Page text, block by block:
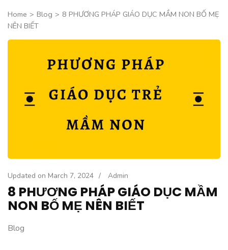
Home > Blog > 8 PHƯƠNG PHÁP GIÁO DỤC MẦM NON BỐ MẸ
NÊN BIẾT
Updated on March 7, 2024 / Admin
8 PHƯƠNG PHÁP GIÁO DỤC MẦM
NON BỐ MẸ NÊN BIẾT
Blog